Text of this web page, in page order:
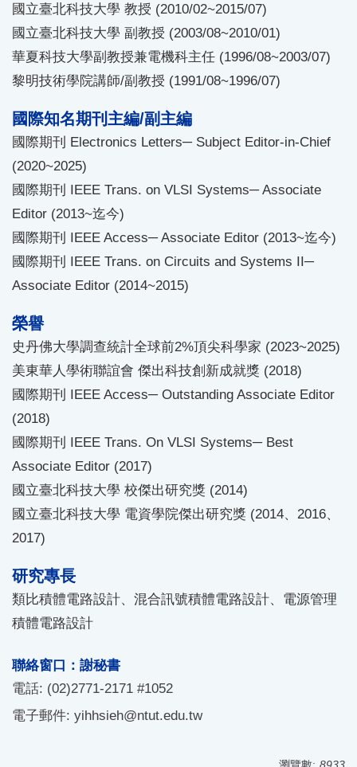
國立臺北科技大學 教授 (2010/02~2015/07)
國立臺北科技大學 副教授 (2003/08~2010/01)
華夏科技大學副教授兼電機科主任 (1996/08~2003/07)
黎明技術學院講師/副教授 (1991/08~1996/07)
國際知名期刊主編/副主編
國際期刊 Electronics Letters─ Subject Editor-in-Chief
(2020~2025)
國際期刊 IEEE Trans. on VLSI Systems─ Associate
Editor (2013~迄今)
國際期刊 IEEE Access─ Associate Editor (2013~迄今)
國際期刊 IEEE Trans. on Circuits and Systems II─
Associate Editor (2014~2015)
榮譽
史丹佛大學調查統計全球前2%頂尖科學家 (2023~2025)
美東華人學術聯誼會 傑出科技創新成就獎 (2018)
國際期刊 IEEE Access─ Outstanding Associate Editor
(2018)
國際期刊 IEEE Trans. On VLSI Systems─ Best
Associate Editor (2017)
國立臺北科技大學 校傑出研究獎 (2014)
國立臺北科技大學 電資學院傑出研究獎 (2014、2016、
2017)
研究專長
類比積體電路設計、混合訊號積體電路設計、電源管理
積體電路設計
聯絡窗口：謝秘書
電話: (02)2771-2171 #1052
電子郵件: yihhsieh@ntut.edu.tw
瀏覽數: 8933